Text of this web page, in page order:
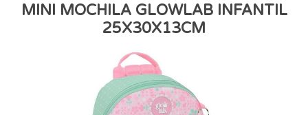
MINI MOCHILA GLOWLAB INFANTIL
25X30X13CM